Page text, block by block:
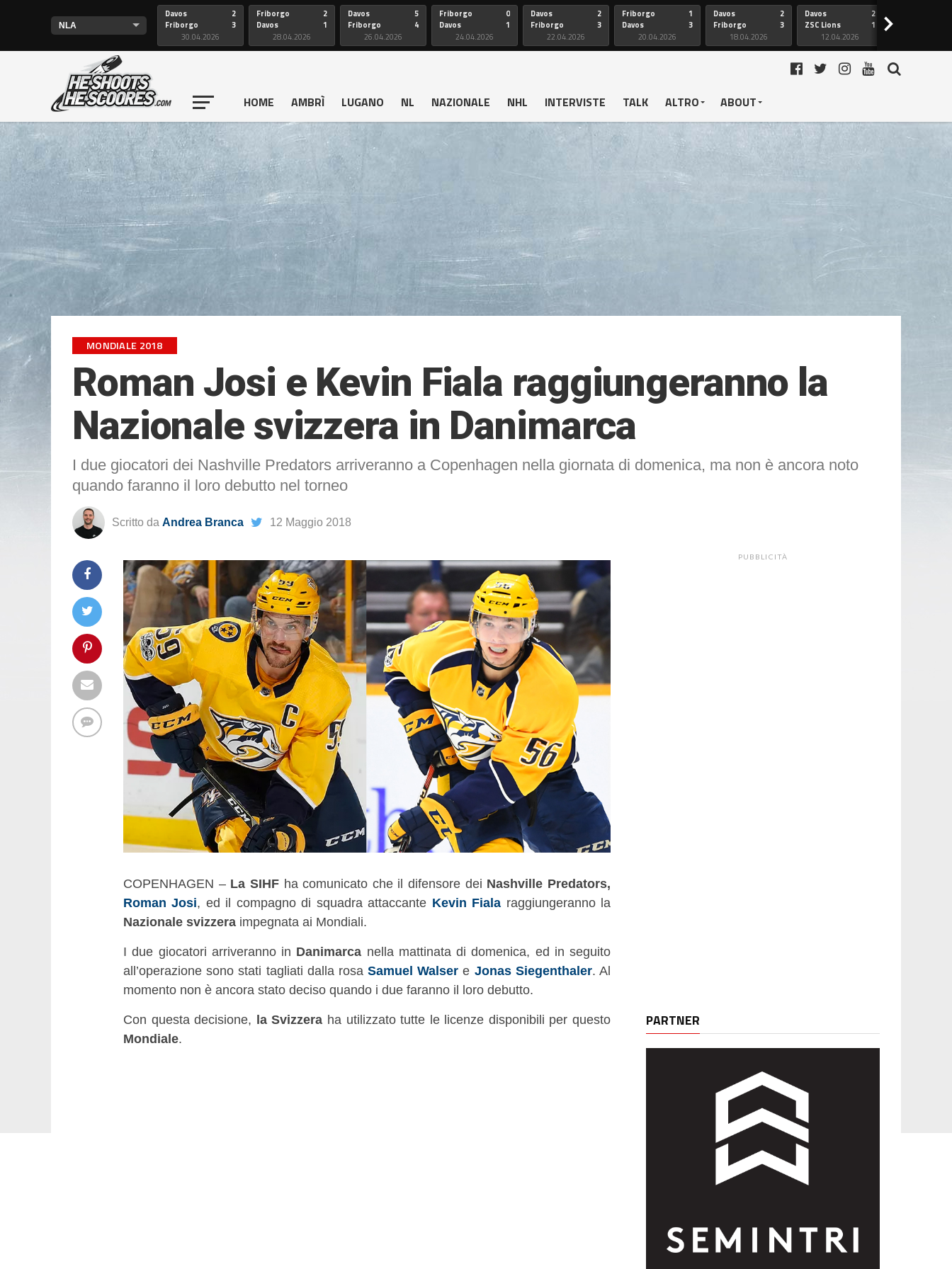
Davos
Friborgo
2
3
30.04.2026
Friborgo
Davos
2
1
28.04.2026
Davos
Friborgo
5
4
26.04.2026
Friborgo
Davos
0
1
24.04.2026
Davos
Friborgo
2
3
22.04.2026
Friborgo
Davos
1
3
20.04.2026
Davos
Friborgo
2
3
18.04.2026
Davos
ZSC Lions
2
1
12.04.2026
>
HOME AMBRÌ LUGANO NL NAZIONALE NHL INTERVISTE TALK ALTRO ABOUT
MONDIALE 2018
Roman Josi e Kevin Fiala raggiungeranno la
Nazionale svizzera in Danimarca
I due giocatori dei Nashville Predators arriveranno a Copenhagen nella giornata di domenica, ma non è ancora noto
quando faranno il loro debutto nel torneo
Scritto da Andrea Branca 12 Maggio 2018
COPENHAGEN – La SIHFha comunicato che il difensore dei Nashville Predators,
Roman Josi, ed il compagno di squadra attaccante Kevin Fiala raggiungeranno la
Nazionale svizzera impegnata ai Mondiali.
I due giocatori arriveranno in Danimarca nella mattinata di domenica, ed in seguito
all’operazione sono stati tagliati dalla rosaSamuel Walser e Jonas Siegenthaler. Al
momento non è ancora stato deciso quando i due faranno il loro debutto.
Con questa decisione, la Svizzera ha utilizzato tutte le licenze disponibili per questo
Mondiale.
PUBBLICITÀ
PARTNER